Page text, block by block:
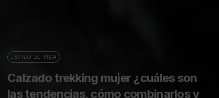
ESTILO DE VIDA
Calzado trekking mujer ¿cuáles son
las tendencias, cómo combinarlos y